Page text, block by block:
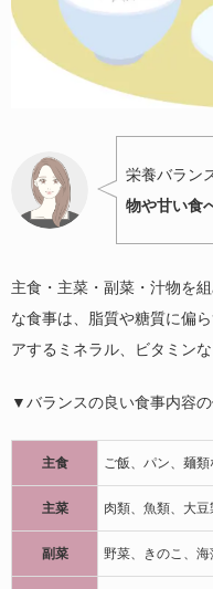
栄養バラン
物や甘い食
主食・主菜・副菜・汁物を
な食事は、脂質や糖質に偏
アするミネラル、ビタミン
▼バランスの良い食事内容の
主食 ご飯、パン、麺類
主菜 肉類、魚類、大
副菜 野菜、きのこ、海